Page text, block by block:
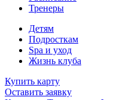
Тренеры
Детям
Подросткам
Spa и уход
Жизнь клуба
Купить карту
Оставить заявку